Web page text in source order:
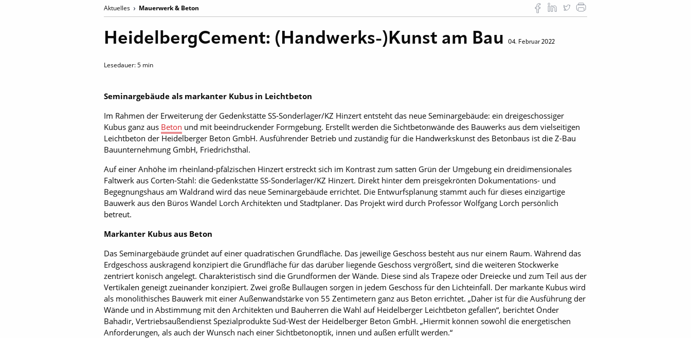
Aktuelles Mauerwerk & Beton
HeidelbergCement: (Handwerks-)Kunst am Bau 04. Februar 2022
Lesedauer:5 min
Seminargebäude als markanter Kubus in Leichtbeton
Im Rahmen der Erweiterung der Gedenkstätte SS-Sonderlager/KZ Hinzert entsteht das neue Seminargebäude: ein dreigeschossiger
Kubus ganz aus Beton und mit beeindruckender Formgebung. Erstellt werden die Sichtbetonwände des Bauwerks aus dem vielseitigen
Leichtbeton der Heidelberger Beton GmbH. Ausführender Betrieb und zuständig für die Handwerkskunst des Betonbaus ist die Z-Bau
Bauunternehmung GmbH, Friedrichsthal.
Auf einer Anhöhe im rheinland-pfälzischen Hinzert erstreckt sich im Kontrast zum satten Grün der Umgebung ein dreidimensionales
Faltwerk aus Corten-Stahl: die Gedenkstätte SS-Sonderlager/KZ Hinzert. Direkt hinter dem preisgekrönten Dokumentations- und
Begegnungshaus am Waldrand wird das neue Seminargebäude errichtet. Die Entwurfsplanung stammt auch für dieses einzigartige
Bauwerk aus den Büros Wandel Lorch Architekten und Stadtplaner. Das Projekt wird durch Professor Wolfgang Lorch persönlich
betreut.
Markanter Kubus aus Beton
Das Seminargebäude gründet auf einer quadratischen Grundfläche. Das jeweilige Geschoss besteht aus nur einem Raum. Während das
Erdgeschoss auskragend konzipiert die Grundfläche für das darüber liegende Geschoss vergrößert, sind die weiteren Stockwerke
zentriert konisch angelegt. Charakteristisch sind die Grundformen der Wände. Diese sind als Trapeze oder Dreiecke und zum Teil aus der
Vertikalen geneigt zueinander konzipiert. Zwei große Bullaugen sorgen in jedem Geschoss für den Lichteinfall. Der markante Kubus wird
als monolithisches Bauwerk mit einer Außenwandstärke von 55 Zentimetern ganz aus Beton errichtet. „Daher ist für die Ausführung der
Wände und in Abstimmung mit den Architekten und Bauherren die Wahl auf Heidelberger Leichtbeton gefallen“, berichtet Önder
Bahadir, Vertriebsaußendienst Spezialprodukte Süd-West der Heidelberger Beton GmbH. „Hiermit können sowohl die energetischen
Anforderungen, als auch der Wunsch nach einer Sichtbetonoptik, innen und außen erfüllt werden.“